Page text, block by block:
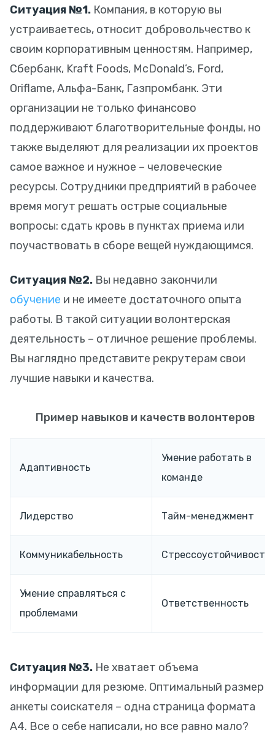
Ситуация №1. Компания, в которую вы
устраиваетесь, относит добровольчество к
своим корпоративным ценностям. Например,
Сбербанк, Kraft Foods, McDonald’s, Ford,
Oriflame, Альфа-Банк, Газпромбанк. Эти
организации не только финансово
поддерживают благотворительные фонды, но
также выделяют для реализации их проектов
самое важное и нужное – человеческие
ресурсы. Сотрудники предприятий в рабочее
время могут решать острые социальные
вопросы: сдать кровь в пунктах приема или
поучаствовать в сборе вещей нуждающимся.
Ситуация №2. Вы недавно закончили
обучение и не имеете достаточного опыта
работы. В такой ситуации волонтерская
деятельность – отличное решение проблемы.
Вы наглядно представите рекрутерам свои
лучшие навыки и качества.
Пример навыков и качеств волонтеров
Адаптивность
Умение работать в
команде
Лидерство Тайм-менеджмент
Коммуникабельность Стрессоустойчивость
Умение справляться с
проблемами
Ответственность
Ситуация №3. Не хватает объема
информации для резюме. Оптимальный размер
анкеты соискателя – одна страница формата
А4. Все о себе написали, но все равно мало?